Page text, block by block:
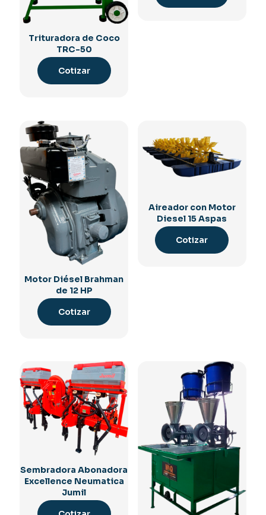
Trituradora de Coco
TRC-50
Cotizar
Motor Diésel Brahman
de 12 HP
Cotizar
Aireador con Motor
Diesel 15 Aspas
Cotizar
Sembradora Abonadora
Excellence Neumatica
Jumil